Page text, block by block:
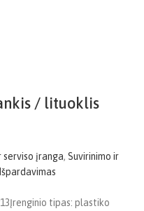
/ lituoklis
serviso įranga, Suvirinimo ir
Išpardavimas
tipas: plastiko